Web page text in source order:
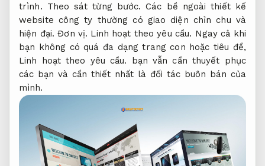
trình. Theo sát từng bước. Các bề ngoài thiết kế
website công ty thường có giao diện chỉn chu và
hiện đại.Đơn vị. Linh hoạt theo yêu cầu. Ngay cả khi
bạn không có quá đa dạng trang con hoặc tiêu đề,
Linh hoạt theo yêu cầu. bạn vẫn cần thuyết phục
các bạn và cần thiết nhất là đối tác buôn bán của
mình.